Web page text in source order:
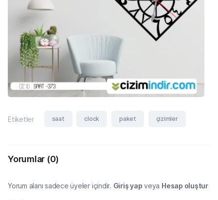
Etiketler saat clock paket çizimler
Yorumlar (0)
Yorum alanı sadece üyeler içindir. Giriş yap veya Hesap oluştur